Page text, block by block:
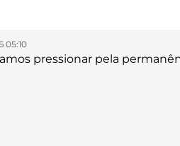
05:10
pressionar pela